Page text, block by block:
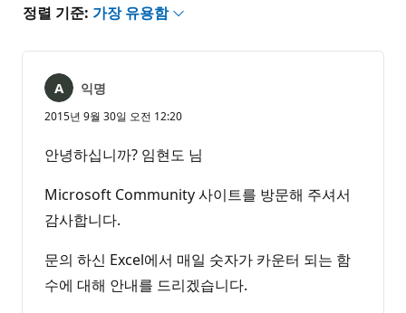
정렬 기준: 가장 유용함
익명
2015년 9월 30일 오전 12:20
안녕하십니까? 임현도 님
Microsoft Community 사이트를 방문해 주셔서
감사합니다.
문의 하신 Excel에서 매일 숫자가 카운터 되는 함
수에 대해 안내를 드리겠습니다.